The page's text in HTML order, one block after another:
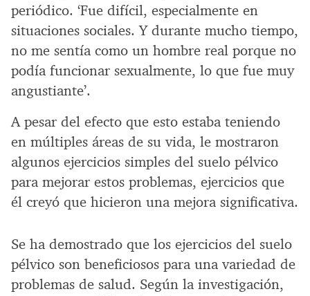
periódico. ‘Fue difícil, especialmente en
situaciones sociales. Y durante mucho tiempo,
no me sentía como un hombre real porque no
podía funcionar sexualmente, lo que fue muy
angustiante’.
A pesar del efecto que esto estaba teniendo
en múltiples áreas de su vida, le mostraron
algunos ejercicios simples del suelo pélvico
para mejorar estos problemas, ejercicios que
él creyó que hicieron una mejora significativa.
Se ha demostrado que los ejercicios del suelo
pélvico son beneficiosos para una variedad de
problemas de salud. Según la investigación,